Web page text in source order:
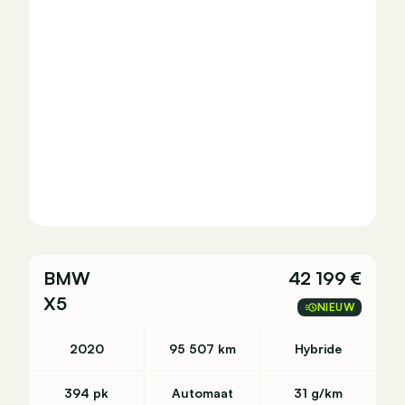
BMW
X5
42 199 €
NIEUW
2020 95 507 km Hybride
394 pk Automaat 31 g/km